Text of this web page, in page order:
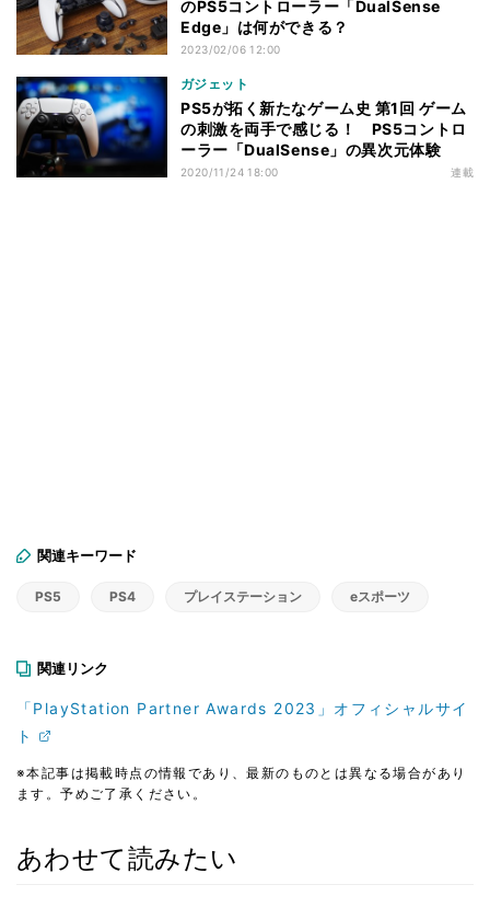
のPS5コントローラー「DualSense
Edge」は何ができる？
2023/02/06 12:00
ガジェット
PS5が拓く新たなゲーム史 第1回 ゲーム
の刺激を両手で感じる！ PS5コントロ
ーラー「DualSense」の異次元体験
2020/11/24 18:00 連載
関連キーワード
PS5 PS4 プレイステーション eスポーツ
関連リンク
「PlayStation Partner Awards 2023」オフィシャルサイ
ト
※本記事は掲載時点の情報であり、最新のものとは異なる場合があり
ます。予めご了承ください。
あわせて読みたい